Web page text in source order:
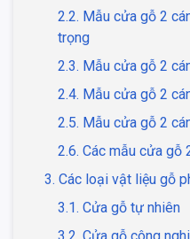
2.2. Mẫu cửa gỗ 2
trọng
2.3. Mẫu cửa gỗ 2
2.4. Mẫu cửa gỗ 2
2.5. Mẫu cửa gỗ 2
2.6. Các mẫu cửa gỗ
3. Các loại vật liệu gỗ
3.1. Cửa gỗ tự nhiên